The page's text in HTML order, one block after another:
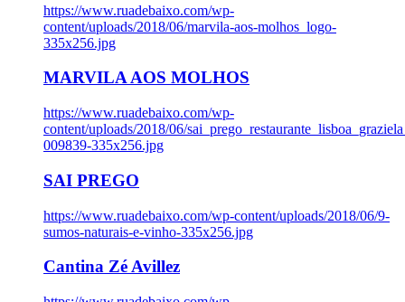
https://www.ruadebaixo.com/wp-
content/uploads/2018/06/marvila-aos-molhos_logo-
335x256.jpg
MARVILA AOS MOLHOS
https://www.ruadebaixo.com/wp-
content/uploads/2018/06/
009839-335x256.jpg
SAI PREGO
https://www.ruadebaixo.com/wp-content/uploads/2018/06/9-
sumos-naturais-e-vinho-335x256.jpg
Cantina Zé Avillez